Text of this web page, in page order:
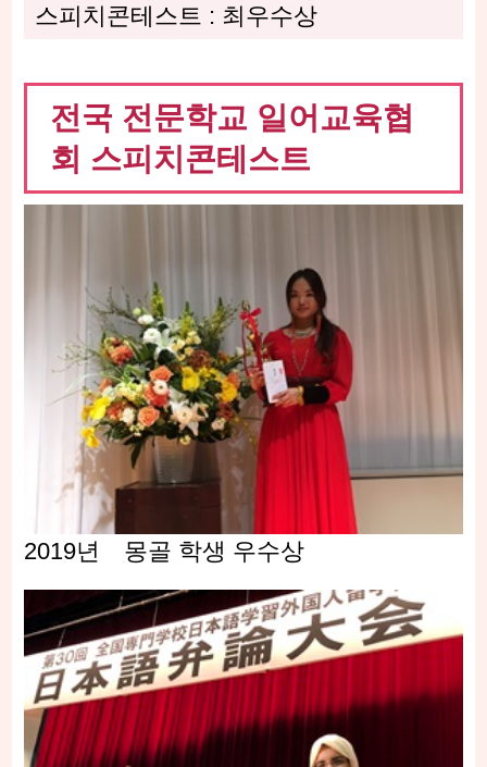
스피치콘테스트 : 최우수상
전국 전문학교 일어교육협
회 스피치콘테스트
2019년 몽골 학생 우수상